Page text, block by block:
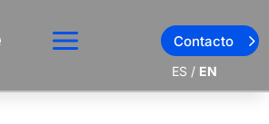
Contacto
ES / EN